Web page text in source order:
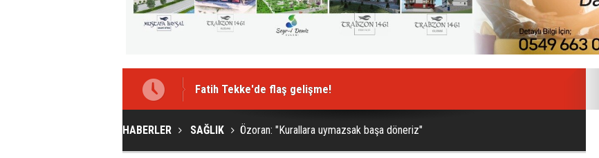
Fatih Tekke'de flaş gelişme!
HABERLER SAĞLIK Özoran: "Kurallara uymazsak başa döneriz"